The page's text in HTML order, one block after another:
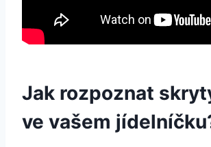
Jak rozpoznat
ve vašem